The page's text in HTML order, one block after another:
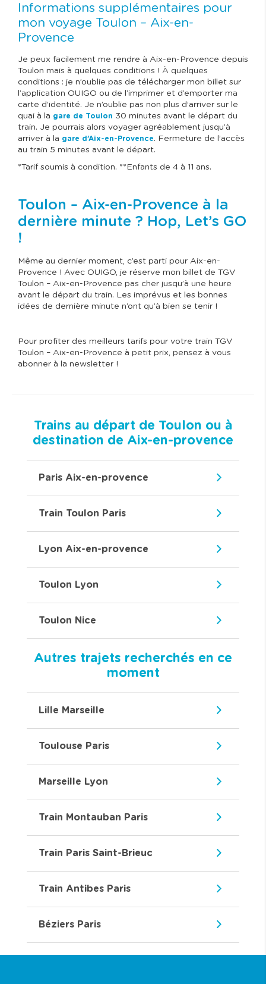
Informations supplémentaires pour
mon voyage Toulon – Aix-en-
Provence
Je peux facilement me rendre à Aix-en-Provence depuis
Toulon mais à quelques conditions ! À quelques
conditions : je n’oublie pas de télécharger mon billet sur
l’application OUIGO ou de l’imprimer et d’emporter ma
carte d’identité. Je n’oublie pas non plus d’arriver sur le
quai à la gare de Toulon 30 minutes avant le départ du
train. Je pourrais alors voyager agréablement jusqu’à
arriver à la gare d’Aix-en-Provence. Fermeture de l’accès
au train 5 minutes avant le départ.
*Tarif soumis à condition. **Enfants de 4 à 11 ans.
Toulon – Aix-en-Provence à la
dernière minute ? Hop, Let’s GO
!
Même au dernier moment, c’est parti pour Aix-en-
Provence ! Avec OUIGO, je réserve mon billet de TGV
Toulon – Aix-en-Provence pas cher jusqu’à une heure
avant le départ du train. Les imprévus et les bonnes
idées de dernière minute n’ont qu’à bien se tenir !
Pour profiter des meilleurs tarifs pour votre train TGV
Toulon – Aix-en-Provence à petit prix, pensez à vous
abonner à la newsletter !
Trains au départ de Toulon ou à
destination de Aix-en-provence
Paris Aix-en-provence
Train Toulon Paris
Lyon Aix-en-provence
Toulon Lyon
Toulon Nice
Autres trajets recherchés en ce
moment
Lille Marseille
Toulouse Paris
Marseille Lyon
Train Montauban Paris
Train Paris Saint-Brieuc
Train Antibes Paris
Béziers Paris